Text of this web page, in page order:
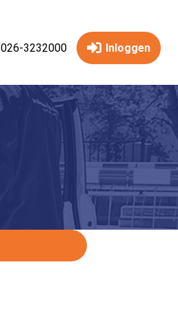
026-3232000 Inloggen